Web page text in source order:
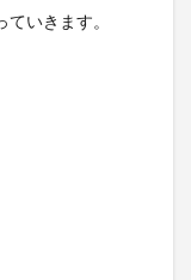
いきます。